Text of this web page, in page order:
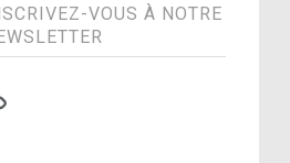
VOUS À NOTRE